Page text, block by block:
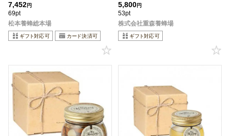
7,452円
69pt
松本養蜂総本場
5,800円
53pt
株式会社重森養蜂場